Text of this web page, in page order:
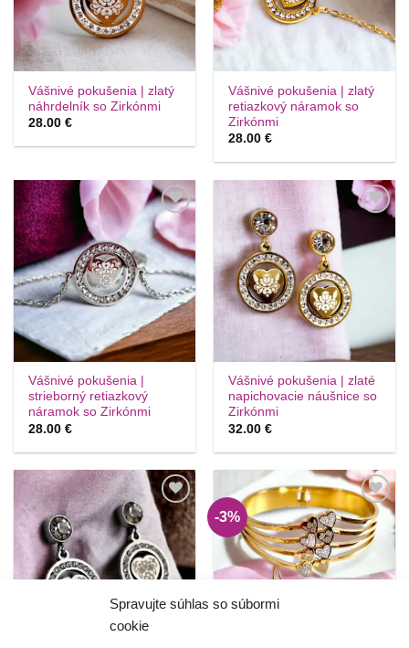
Spravujte súhlas so súbormi
cookie
Vášnivé pokušenia | zlatý
náhrdelník so Zirkónmi
28.00€
Vášnivé pokušenia | zlatý
retiazkový náramok so
Zirkónmi
28.00€
Túto
krasotinku
si prosím
Vášnivé pokušenia |
strieborný retiazkový
náramok so Zirkónmi
28.00€
krasotinku
si prosím
Vášnivé pokušenia | zlaté
napichovacie náušnice so
Zirkónmi
32.00€
Túto
krasotinku
si prosím
-3%
Túto
krasotinku
si prosím